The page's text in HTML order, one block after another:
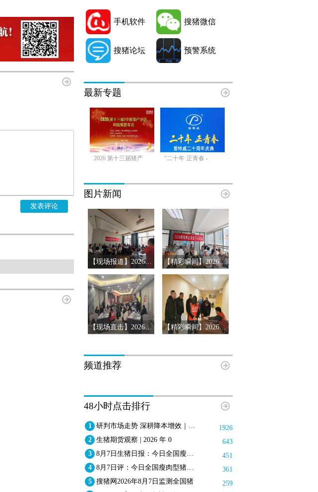
发表评论
手机软件 搜猪微信
搜猪论坛 预警系统
最新专题
2026 第十三届猪产 “二十年·正青春 -
图片新闻
【现场报道】2026年搜猪俱乐部会员见面会-山东临沂站 【精彩瞬间】2026搜猪俱乐部会员见面会-山东济南站
【现场直击】2026第十三届猪产业链风险预警年会第三站-辽宁沈阳 【精彩瞬间】2026第十三届猪产业链风险预警年会济南站
频道推荐
48小时点击排行
1 研判市场走势 深耕降本增效｜搜猪俱
1926
2
生猪期货观察 | 2026 年 0
643
3
8月7日生猪日报：今日全国瘦肉型猪
451
4
8月7日评：今日全国瘦肉型猪出栏均
361
5
搜猪网2026年8月7日监测全国猪
259